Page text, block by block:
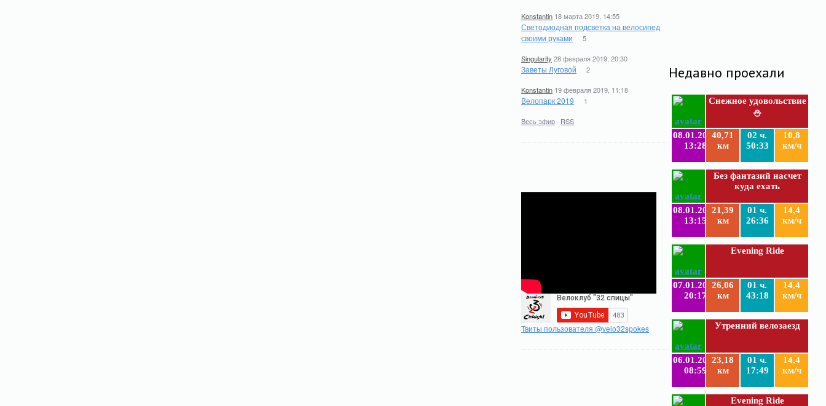
Недавно проехали
Снежное удовольствие
⛄
08.01.2019
13:28
40,71
км
02 ч.
50:33
10,8
км/ч
Без фантазий насчет
куда ехать
08.01.2019
13:15
21,39
км
01 ч.
26:36
14,4
км/ч
Evening Ride
07.01.2019
20:17
26,06
км
01 ч.
43:18
14,4
км/ч
Утренний велозаезд
06.01.2019
08:59
23,18
км
01 ч.
17:49
14,4
км/ч
Evening Ride
Konstantin 18 марта 2019, 14:55
Светодиодная подсветка на велосипед
своими руками
5
Singularity 28 февраля 2019, 20:30
Заветы Луговой 2
Konstantin 19 февраля 2019, 11:18
Велопарк 2019 1
Весь эфир · RSS
Твиты пользователя @velo32spokes